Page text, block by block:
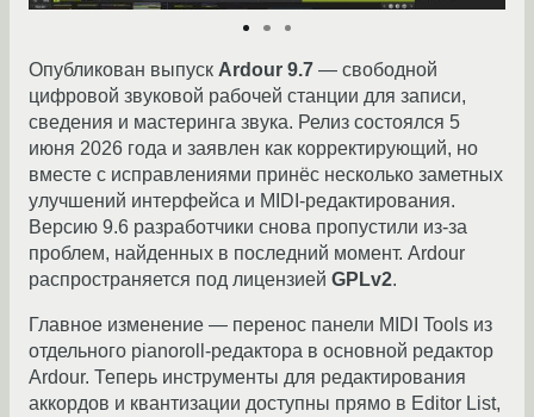
Опубликован выпуск Ardour 9.7 — свободной
цифровой звуковой рабочей станции для записи,
сведения и мастеринга звука. Релиз состоялся 5
июня 2026 года и заявлен как корректирующий, но
вместе с исправлениями принёс несколько заметных
улучшений интерфейса и MIDI-редактирования.
Версию 9.6 разработчики снова пропустили из-за
проблем, найденных в последний момент. Ardour
распространяется под лицензией GPLv2.
Главное изменение — перенос панели MIDI Tools из
отдельного pianoroll-редактора в основной редактор
Ardour. Теперь инструменты для редактирования
аккордов и квантизации доступны прямо в Editor List,